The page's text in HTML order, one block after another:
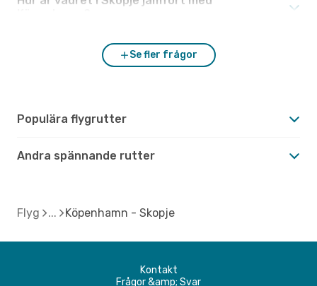
Se fler frågor
Populära flygrutter
Andra spännande rutter
Flyg Köpenhamn - Skopje
Kontakt
Frågor &amp; Svar